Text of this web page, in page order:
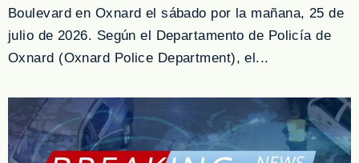
Boulevard en Oxnard el sábado por la mañana, 25 de
julio de 2026. Según el Departamento de Policía de
Oxnard (Oxnard Police Department), el...